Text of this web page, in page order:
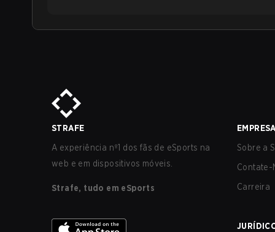
STRAFE
A experiência nº1 dos fãs de eSports na
web e em dispositivos móveis.
Strafe, tudo em eSports
EMPRESA
Sobre a
Contate-
Carreira